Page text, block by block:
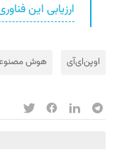
ارزیابی این
اوپن‌ای‌آی هوش